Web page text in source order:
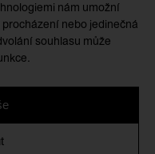
nám umožní
nebo jedinečná
souhlasu může